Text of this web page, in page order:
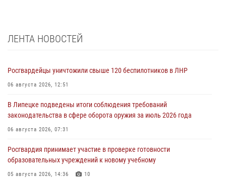
ЛЕНТА НОВОСТЕЙ
Росгвардейцы уничтожили свыше 120 беспилотников в ЛНР
06 августа 2026, 12:51
В Липецке подведены итоги соблюдения требований
законодательства в сфере оборота оружия за июль 2026 года
06 августа 2026, 07:31
Росгвардия принимает участие в проверке готовности
образовательных учреждений к новому учебному
05 августа 2026, 14:36 10